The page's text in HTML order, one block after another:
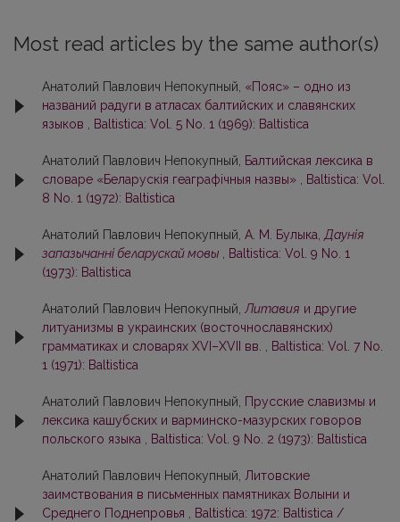
Most read articles by the same author(s)
Анатолий Павлович Непокупный, «Пояс» – одно из
названий радуги в атласах балтийских и славянских
языков
Baltistica: Vol. 5 No. 1 (1969): Baltistica
Анатолий Павлович Непокупный,
Балтийская лексика в
словаре «Беларускія геаграфічныя назвы»
Baltistica: Vol.
8 No. 1 (1972): Baltistica
Анатолий Павлович Непокупный, А. М. Булыка, Даунія
запазычанні беларускай мовы
Baltistica: Vol. 9 No. 1
(1973): Baltistica
Анатолий Павлович Непокупный, Литавия и другие
литуанизмы в украинских (восточнославянских)
грамматиках и словарях XVI–XVII вв.
Baltistica: Vol. 7 No.
1 (1971): Baltistica
Анатолий Павлович Непокупный,
Прусские славизмы и
лексика кашубских и варминско-мазурских говоров
польского языка
Baltistica: Vol. 9 No. 2 (1973): Baltistica
Анатолий Павлович Непокупный, Литовские
заимствования в письменных памятниках Волыни и
Среднего Поднепровья
Baltistica: 1972: Baltistica /